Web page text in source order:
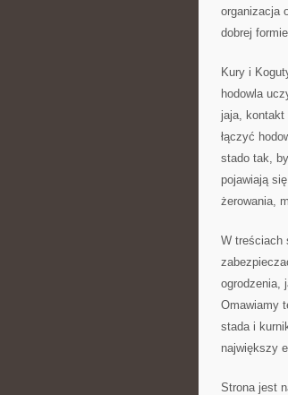
organizacja
dobrej
Kury i
hodowla
jaja,
łączyć
stado tak,
pojawiają
żerowania,
W treściach
ogrodzenia,
Omawiamy
stada i
największy
Strona jest